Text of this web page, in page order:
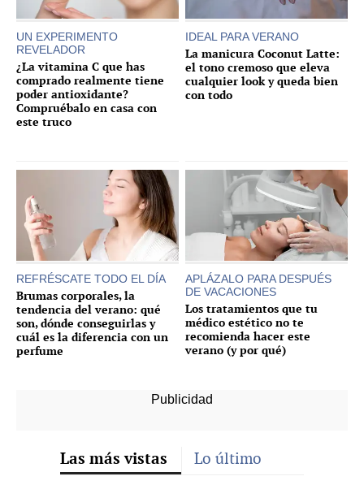
UN EXPERIMENTO
REVELADOR
¿La vitamina C que has
comprado realmente tiene
poder antioxidante?
Compruébalo en casa con
este truco
IDEAL PARA VERANO
La manicura Coconut Latte:
el tono cremoso que eleva
cualquier look y queda bien
con todo
REFRÉSCATE TODO EL DÍA
Brumas corporales, la
tendencia del verano: qué
son, dónde conseguirlas y
cuál es la diferencia con un
perfume
APLÁZALO PARA DESPUÉS
DE VACACIONES
Los tratamientos que tu
médico estético no te
recomienda hacer este
verano (y por qué)
Las más vistas Lo último